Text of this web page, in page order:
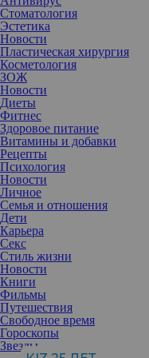
Стоматология
Эстетика
Новости
Пластическая хирургия
Косметология
ЗОЖ
Новости
Диеты
Фитнес
Здоровое питание
Витамины и добавки
Рецепты
Психология
Новости
Личное
Семья и отношения
Дети
Карьера
Секс
Стиль жизни
Новости
Книги
Фильмы
Путешествия
Свободное время
Гороскопы
Звезды
Яркий и насыщенный
радость и позитив, нужно
светить всегда и везде.
Исполнительный директор
Эйсман утверждает, что
внимание и помогает
настроение и помогает
одежды.
Видя желтый, мы
тепле и счастье.